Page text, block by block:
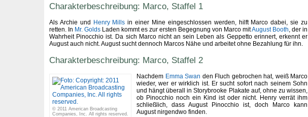
Charakterbeschreibung: Marco, Staffel 1
Als Archie und Henry Mills in einer Mine eingeschlossen werden, hilft Marco dabei, sie zu
retten. In Mr. Golds Laden kommt es zur ersten Begegnung von Marco mitAugust Booth, der in
Wahrheit Pinocchio ist. Da sich Marco nicht an sein Leben als Geppetto erinnert, erkennt er
August auch nicht. August sucht dennoch Marcos Nähe und arbeitet ohne Bezahlung für ihn.
Charakterbeschreibung: Marco, Staffel 2
© 2011 American Broadcasting
Companies, Inc. All rights reserved.
Nachdem Emma Swan den Fluch gebrochen hat, weiß Marco
wieder, wer er wirklich ist. Er sucht sofort nach seinem Sohn
und hängt überall in Storybrooke Plakate auf, ohne zu wissen,
ob Pinocchio noch ein Kind ist oder nicht. Henry verrät ihm
schließlich, dass August Pinocchio ist, doch Marco kann
August nirgendwo finden.